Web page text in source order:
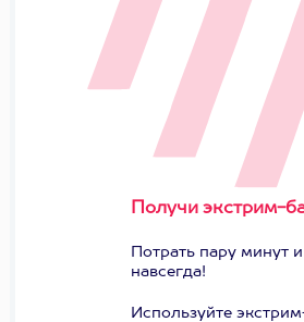
Получи экстрим-
Потрать пару минут
навсегда!
Используйте